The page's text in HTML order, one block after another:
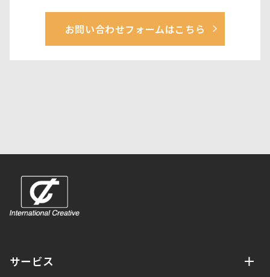
お問い合わせフォームはこちら
サービス